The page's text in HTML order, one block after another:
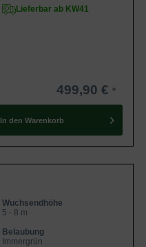
Lieferbar ab KW41
499,90 €
In den Warenkorb
Wuchsendhöhe
5 - 8 m
Belaubung
Immergrün